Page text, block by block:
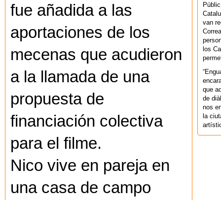
fue añadida a las
aportaciones de los
mecenas que acudieron
a la llamada de una
propuesta de
financiación colectiva
para el filme.
Nico vive en pareja en
una casa de campo
van
los
que
de
nos
la